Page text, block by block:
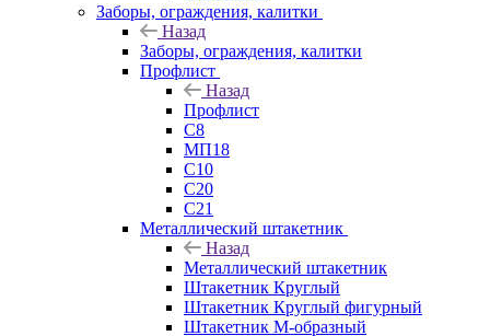
Заборы, ограждения, калитки
Назад
Заборы, ограждения, калитки
Профлист
Назад
Профлист
С8
МП18
С10
С20
С21
Металлический штакетник
Назад
Металлический штакетник
Штакетник Круглый
Штакетник Круглый фигурный
Штакетник М-образный